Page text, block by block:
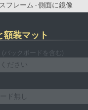
フレーム - 側面に鏡像
額装マット
(バックボードを含む)
ださい
ド無し